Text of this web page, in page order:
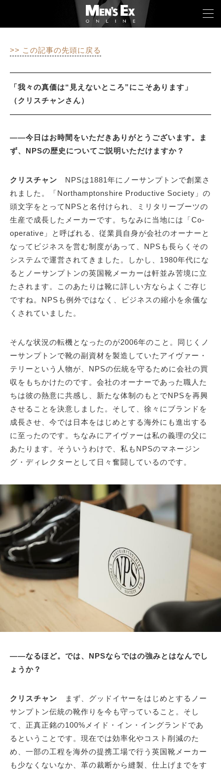
>> この記事の先頭に戻る
「我々の真価は“見えないところ”にこそあります」
（クリスチャンさん）
――今日はお時間をいただきありがとうございます。ま
ず、NPSの歴史についてご説明いただけますか？
クリスチャン NPSは1881年にノーサンプトンで創業さ
れました。「Northamptonshire Productive Society」の
頭文字をとってNPSと名付けられ、ミリタリーブーツの
生産で成長したメーカーです。ちなみに当地には「Co-
operative」と呼ばれる、従業員自身が会社のオーナーと
なってビジネスを営む制度があって、NPSも長らくその
システムで運営されてきました。しかし、1980年代にな
るとノーサンプトンの英国靴メーカーは軒並み苦境に立
たされます。このあたりは靴に詳しい方ならよくご存じ
ですね。NPSも例外ではなく、ビジネスの縮小を余儀な
くされていました。
そんな状況の転機となったのが2006年のこと。同じくノ
ーサンプトンで靴の副資材を製造していたアイヴァー・
テリーという人物が、NPSの伝統を守るために会社の買
収をもちかけたのです。会社のオーナーであった職人た
ちは彼の熱意に共感し、新たな体制のもとでNPSを再興
させることを決意しました。そして、徐々にブランドを
成長させ、今では日本をはじめとする海外にも進出する
に至ったのです。ちなみにアイヴァーは私の義理の父に
あたります。そういうわけで、私もNPSのマネージン
グ・ディレクターとして日々奮闘しているのです。
――なるほど。では、NPSならではの強みとはなんでし
ょうか？
クリスチャン まず、グッドイヤーをはじめとするノー
サンプトン伝統の靴作りを今も守っていること。そし
て、正真正銘の100%メイド・イン・イングランドであ
るということです。現在では効率化やコスト削減のた
め、一部の工程を海外の提携工場で行う英国靴メーカー
も少なくないなか、革の裁断から縫製、仕上げまでをす
FASHION
LIFESTYLE
MAGAZINE
ABOUT SITE
サイトマップ